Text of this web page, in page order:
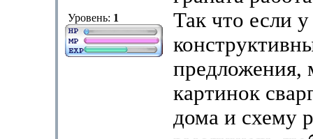
Уровень: 1
Так что если у
предложения,
картинок
дома и схему